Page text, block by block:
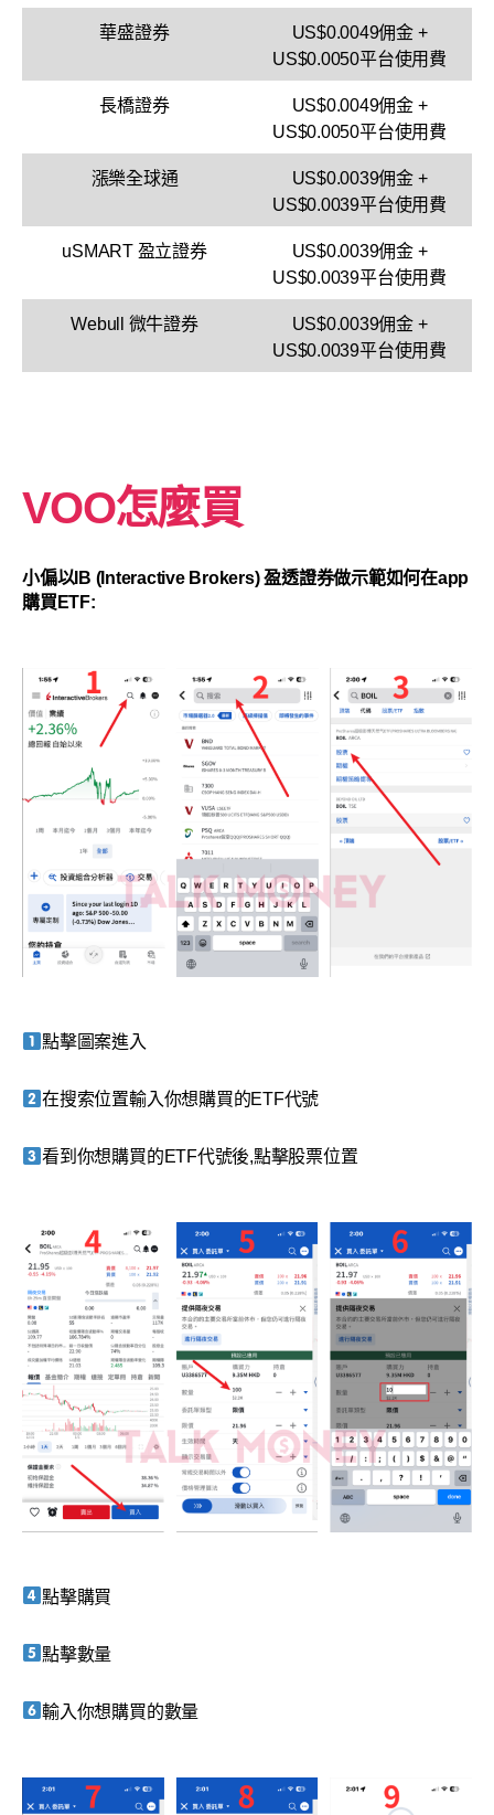
華盛證券
US$0.0049佣金 +
US$0.0050平台使用費
長橋證券
US$0.0049佣金 +
US$0.0050平台使用費
漲樂全球通
US$0.0039佣金 +
US$0.0039平台使用費
uSMART 盈立證券
US$0.0039佣金 +
US$0.0039平台使用費
Webull 微牛證券
US$0.0039佣金 +
US$0.0039平台使用費
VOO怎麼買
小偏以IB (Interactive Brokers) 盈透證券做示範如何在app
購買ETF:
點擊圖案進入
在搜索位置輸入你想購買的ETF代號
看到你想購買的ETF代號後,點擊股票位置
點擊購買
點擊數量
輸入你想購買的數量